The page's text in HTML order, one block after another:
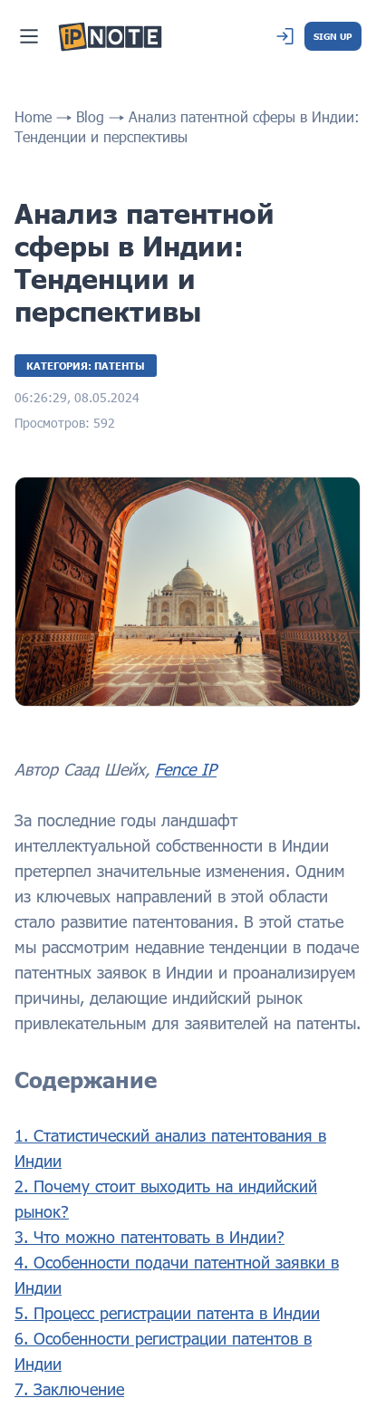
SIGN UP
Home Blog
Анализ патентной сферы в Индии:
Тенденции и перспективы
Анализ патентной
сферы в Индии:
Тенденции и
перспективы
КАТЕГОРИЯ: ПАТЕНТЫ
06:26:29, 08.05.2024
Просмотров: 592
Автор Саад Шейх, Fence IP
За последние годы ландшафт
интеллектуальной собственности в Индии
претерпел значительные изменения. Одним
из ключевых направлений в этой области
стало развитие патентования. В этой статье
мы рассмотрим недавние тенденции в подаче
патентных заявок в Индии и проанализируем
причины, делающие индийский рынок
привлекательным для заявителей на патенты.
Содержание
1. Статистический анализ патентования в
Индии
2. Почему стоит выходить на индийский
рынок?
3. Что можно патентовать в Индии?
4. Особенности подачи патентной заявки в
Индии
5. Процесс регистрации патента в Индии
6. Особенности регистрации патентов в
Индии
7. Заключение